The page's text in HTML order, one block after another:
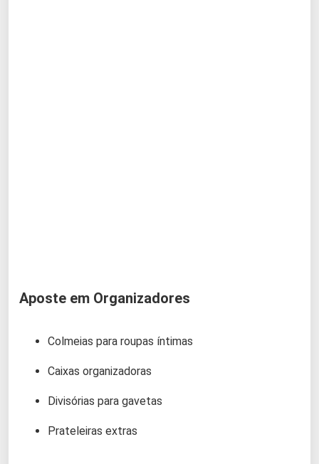
Aposte em Organizadores
Colmeias para roupas íntimas
Caixas organizadoras
Divisórias para gavetas
Prateleiras extras